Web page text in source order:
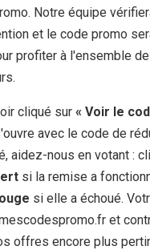
Notre équipe
et le code promo
profiter à l'ensemble
cliqué sur « Voir le
avec le code de
aidez-nous en votant :
si la remise a
si elle a échoué.
et
offres encore plus